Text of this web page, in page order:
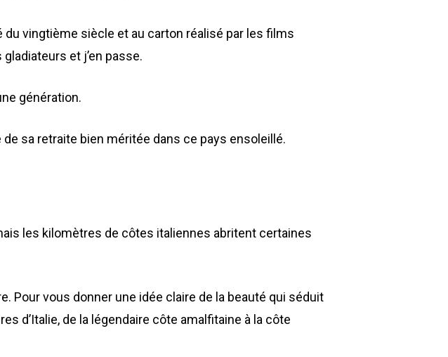
vingtième siècle et au carton réalisé par les films
et j’en passe.
génération.
sa retraite bien méritée dans ce pays ensoleillé.
les kilomètres de côtes italiennes abritent certaines
Pour vous donner une idée claire de la beauté qui séduit
d’Italie, de la légendaire côte amalfitaine à la côte